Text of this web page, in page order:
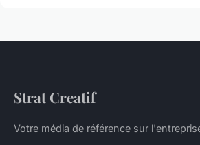
Strat Creatif
Votre média de référence sur